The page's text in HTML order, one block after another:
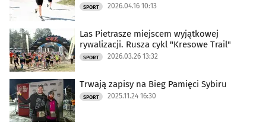
SPORT 2026.04.16 10:13
Las Pietrasze miejscem wyjątkowej
rywalizacji. Rusza cykl "Kresowe Trail"
SPORT 2026.03.26 13:32
Trwają zapisy na Bieg Pamięci Sybiru
SPORT 2025.11.24 16:30